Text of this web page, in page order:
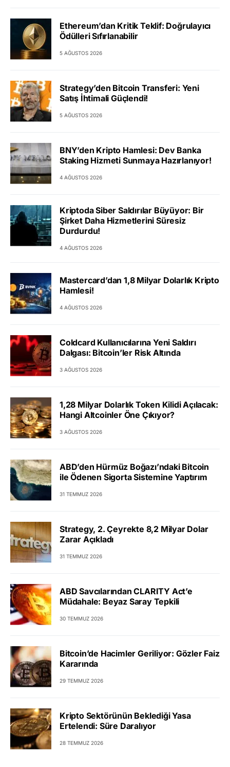
Ethereum’dan Kritik Teklif: Doğrulayıcı
Ödülleri Sıfırlanabilir
5 AĞUSTOS 2026
Strategy’den Bitcoin Transferi: Yeni
Satış İhtimali Güçlendi!
5 AĞUSTOS 2026
BNY’den Kripto Hamlesi: Dev Banka
Staking Hizmeti Sunmaya Hazırlanıyor!
4 AĞUSTOS 2026
Kriptoda Siber Saldırılar Büyüyor: Bir
Şirket Daha Hizmetlerini Süresiz
Durdurdu!
4 AĞUSTOS 2026
Mastercard’dan 1,8 Milyar Dolarlık Kripto
Hamlesi!
4 AĞUSTOS 2026
Coldcard Kullanıcılarına Yeni Saldırı
Dalgası: Bitcoin’ler Risk Altında
3 AĞUSTOS 2026
1,28 Milyar Dolarlık Token Kilidi Açılacak:
Hangi Altcoinler Öne Çıkıyor?
3 AĞUSTOS 2026
ABD’den Hürmüz Boğazı’ndaki Bitcoin
ile Ödenen Sigorta Sistemine Yaptırım
31 TEMMUZ 2026
Strategy, 2. Çeyrekte 8,2 Milyar Dolar
Zarar Açıkladı
31 TEMMUZ 2026
ABD Savcılarından CLARITY Act’e
Müdahale: Beyaz Saray Tepkili
30 TEMMUZ 2026
Bitcoin’de Hacimler Geriliyor: Gözler Faiz
Kararında
29 TEMMUZ 2026
Kripto Sektörünün Beklediği Yasa
Ertelendi: Süre Daralıyor
28 TEMMUZ 2026